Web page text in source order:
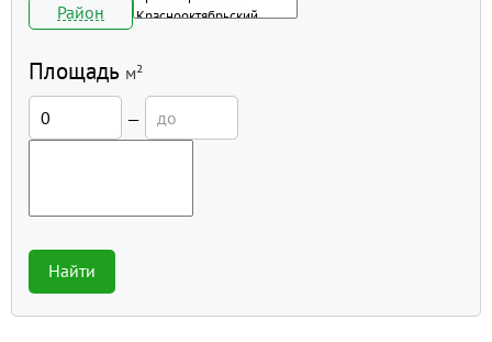
Район
Площадь м²
—
Найти